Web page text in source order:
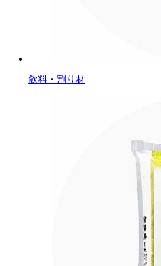
飲料・割り材